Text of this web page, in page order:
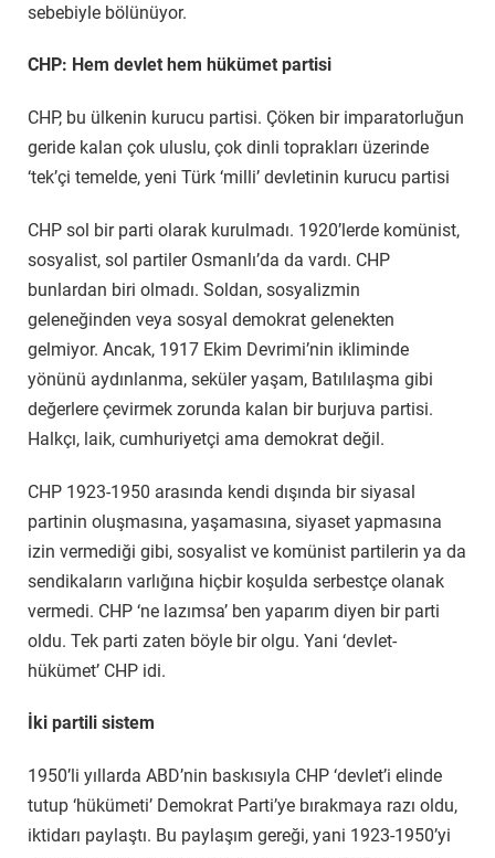
sebebiyle bölünüyor.
CHP: Hem devlet hem hükümet partisi
CHP, bu ülkenin kurucu partisi. Çöken bir imparatorluğun
geride kalan çok uluslu, çok dinli toprakları üzerinde
‘tek’çi temelde, yeni Türk ‘milli’ devletinin kurucu partisi
CHP sol bir parti olarak kurulmadı. 1920’lerde komünist,
sosyalist, sol partiler Osmanlı’da da vardı. CHP
bunlardan biri olmadı. Soldan, sosyalizmin
geleneğinden veya sosyal demokrat gelenekten
gelmiyor. Ancak, 1917 Ekim Devrimi’nin ikliminde
yönünü aydınlanma, seküler yaşam, Batılılaşma gibi
değerlere çevirmek zorunda kalan bir burjuva partisi.
Halkçı, laik, cumhuriyetçi ama demokrat değil.
CHP 1923-1950 arasında kendi dışında bir siyasal
partinin oluşmasına, yaşamasına, siyaset yapmasına
izin vermediği gibi, sosyalist ve komünist partilerin ya da
sendikaların varlığına hiçbir koşulda serbestçe olanak
vermedi. CHP ‘ne lazımsa’ ben yaparım diyen bir parti
oldu. Tek parti zaten böyle bir olgu. Yani ‘devlet-
hükümet’ CHP idi.
İki partili sistem
1950’li yıllarda ABD’nin baskısıyla CHP ‘devlet’i elinde
tutup ‘hükümeti’ Demokrat Parti’ye bırakmaya razı oldu,
iktidarı paylaştı. Bu paylaşım gereği, yani 1923-1950’yi